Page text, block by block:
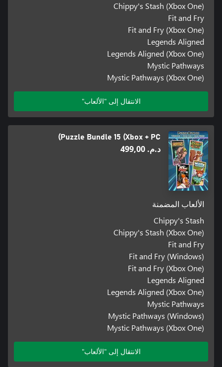
Chippy's Stash (Xbox One)
Fit and Fry
Fit and Fry (Xbox One)
Legends Aligned
Legends Aligned (Xbox One)
Mystic Pathways
Mystic Pathways (Xbox One)
الانتقال إلى "الألعاب"
Puzzle Bundle 15 (Xbox + PC)
د.م.‏ 499,00
الألعاب المضمنة
Chippy's Stash
Chippy's Stash (Xbox One)
Fit and Fry
Fit and Fry (Windows)
Fit and Fry (Xbox One)
Legends Aligned
Legends Aligned (Xbox One)
Mystic Pathways
Mystic Pathways (Windows)
Mystic Pathways (Xbox One)
الانتقال إلى "الألعاب"